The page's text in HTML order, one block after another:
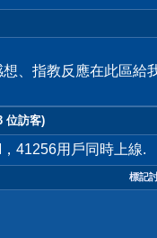
、指教反應在此區給
位訪客)
41256用戶同時上線.
標記